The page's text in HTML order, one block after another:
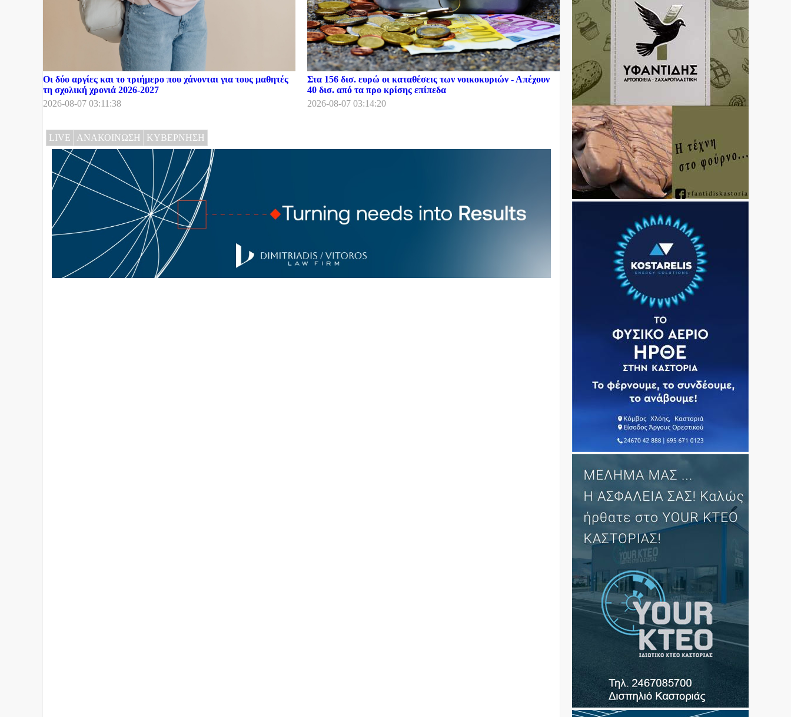
Οι δύο αργίες και το τριήμερο που χάνονται για τους μαθητές
τη σχολική χρονιά 2026-2027
2026-08-07 03:11:38
Στα 156 δισ. ευρώ οι καταθέσεις των νοικοκυριών - Απέχουν
40 δισ. από τα προ κρίσης επίπεδα
2026-08-07 03:14:20
LIVE ΑΝΑΚΟΙΝΩΣΗ ΚΥΒΕΡΝΗΣΗ